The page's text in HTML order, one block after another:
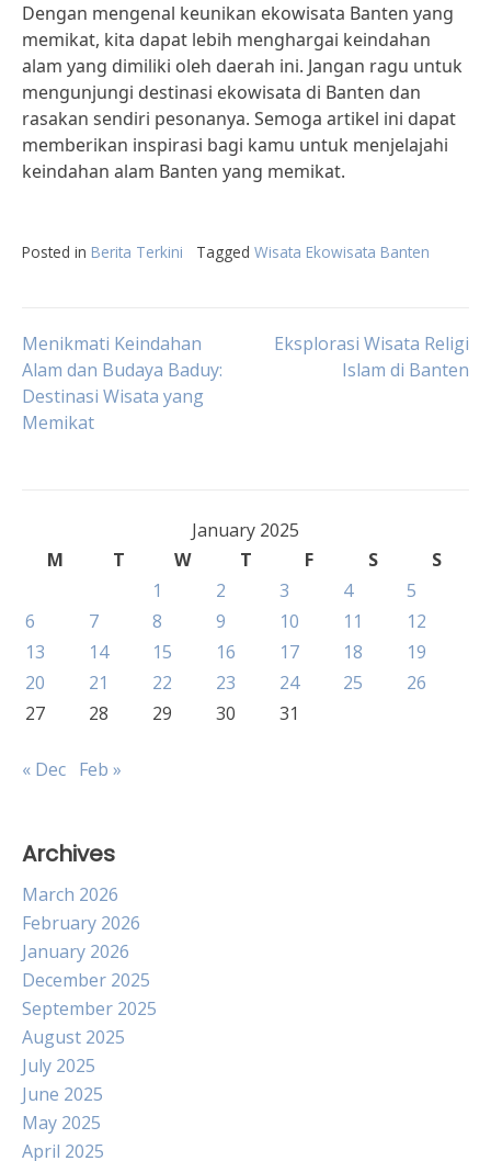
Dengan mengenal keunikan ekowisata Banten yang
memikat, kita dapat lebih menghargai keindahan
alam yang dimiliki oleh daerah ini. Jangan ragu untuk
mengunjungi destinasi ekowisata di Banten dan
rasakan sendiri pesonanya. Semoga artikel ini dapat
memberikan inspirasi bagi kamu untuk menjelajahi
keindahan alam Banten yang memikat.
Posted in Berita Terkini Tagged Wisata Ekowisata Banten
Post
navigation
Menikmati Keindahan
Alam dan Budaya Baduy:
Destinasi Wisata yang
Memikat
Eksplorasi Wisata Religi
Islam di Banten
January 2025
M
T W T F S
S
1
2 3 4
5
6
7 8 9 10 11
12
13
14 15 16 17 18
19
20
21 22 23 24 25
26
27
28 29 30 31
« Dec Feb »
Archives
March 2026
February 2026
January 2026
December 2025
September 2025
August 2025
July 2025
June 2025
May 2025
April 2025